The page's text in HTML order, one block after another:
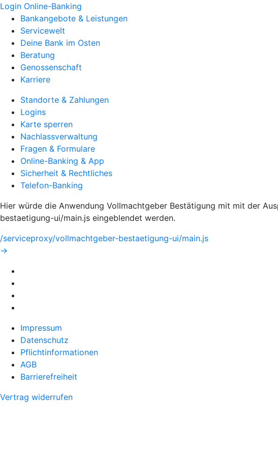
Login Online-Banking
Bankangebote & Leistungen
Servicewelt
Deine Bank im Osten
Beratung
Genossenschaft
Karriere
Standorte & Zahlungen
Logins
Karte sperren
Nachlassverwaltung
Fragen & Formulare
Online-Banking & App
Sicherheit & Rechtliches
Telefon-Banking
Hier würde die Anwendung Vollmachtgeber Bestätigung mit mit der
bestaetigung-ui/main.js eingeblendet werden.
/serviceproxy/vollmachtgeber-bestaetigung-ui/main.js
->
Impressum
Datenschutz
Pflichtinformationen
AGB
Barrierefreiheit
Vertrag widerrufen